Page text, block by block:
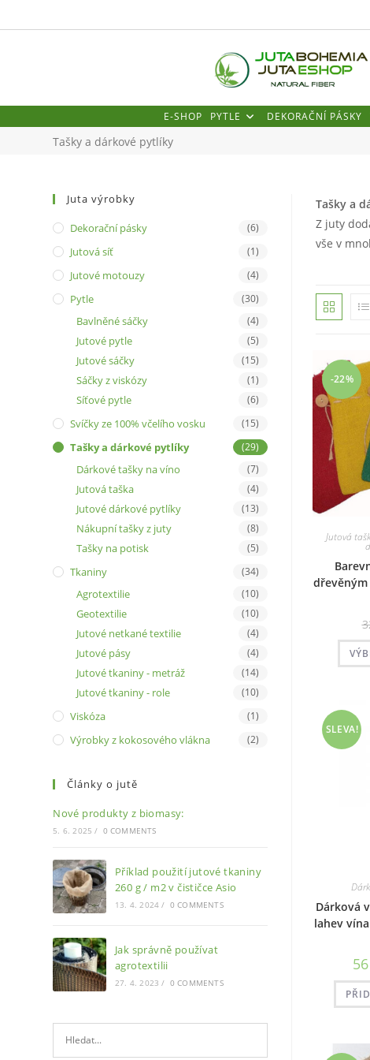
k
E-SHOP PYTLE DEKORAČNÍ PÁSKY
Tašky a dárkové pytlíky
Tašky a
Z juty
vše v
-22%
Jutová
SLEVA!
Dárková
lahev
56
Juta výrobky
Dekorační pásky (6)
Jutová síť (1)
Jutové motouzy (4)
Pytle (30)
Bavlněné sáčky (4)
Jutové pytle (5)
Jutové sáčky (15)
Sáčky z viskózy (1)
Síťové pytle (6)
Svíčky ze 100% včelího vosku (15)
Tašky a dárkové pytlíky (29)
Dárkové tašky na víno (7)
Jutová taška (4)
Jutové dárkové pytlíky (13)
Nákupní tašky z juty (8)
Tašky na potisk (5)
Tkaniny (34)
Agrotextilie (10)
Geotextilie (10)
Jutové netkané textilie (4)
Jutové pásy (4)
Jutové tkaniny - metráž (14)
Jutové tkaniny - role (10)
Viskóza (1)
Výrobky z kokosového vlákna (2)
Články o jutě
Nové produkty z biomasy:
5. 6. 2025 / 0 COMMENTS
Příklad použití jutové tkaniny
260 g / m2 v čističce Asio
13. 4. 2024 / 0 COMMENTS
Jak správně používat
agrotextilii
27. 4. 2023 / 0 COMMENTS